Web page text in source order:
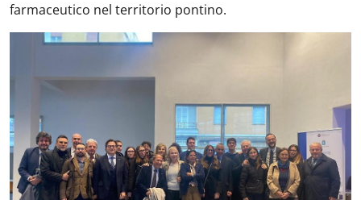
farmaceutico nel territorio pontino.